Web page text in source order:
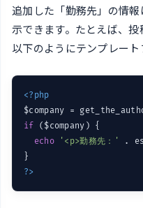
追加した「勤務先」の情
示できます。たとえば、投
以下のようにテンプレート
<?php
$company =
if ($company) {
echo
'<p>勤務先：' .
?>